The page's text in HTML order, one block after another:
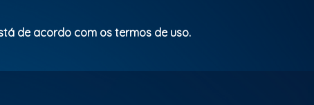
de acordo com os termos de uso.